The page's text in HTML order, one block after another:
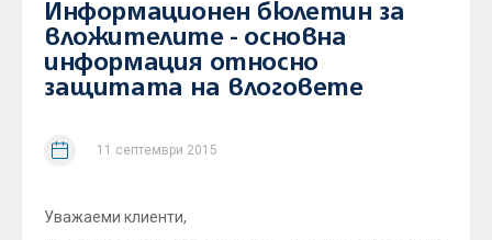
Информационен бюлетин за
вложителите - основна
информация относно
защитата на влоговете
11 септември 2015
Уважаеми клиенти,